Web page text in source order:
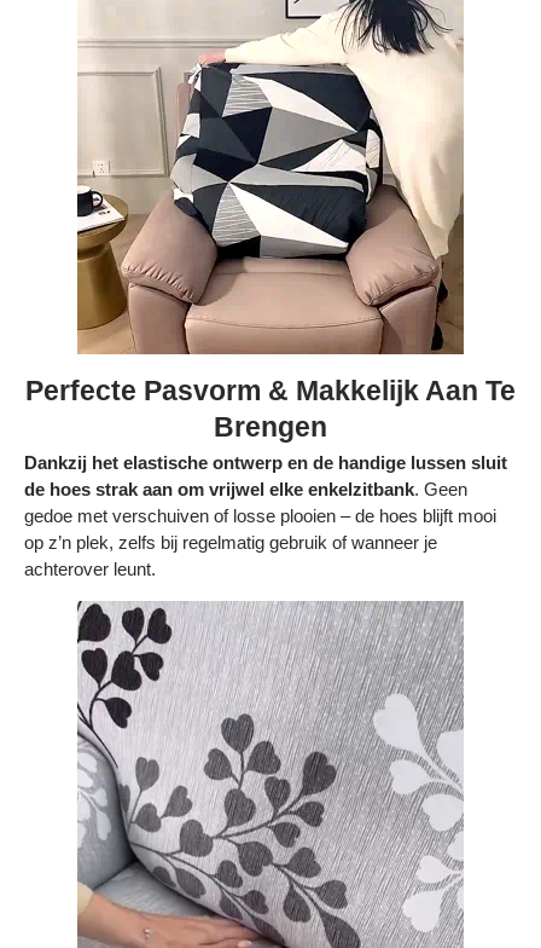
Perfecte Pasvorm & Makkelijk Aan Te
Brengen
Dankzij het elastische ontwerp en de handige lussen sluit
de hoes strak aan om vrijwel elke enkelzitbank. Geen
gedoe met verschuiven of losse plooien – de hoes blijft mooi
op z’n plek, zelfs bij regelmatig gebruik of wanneer je
achterover leunt.